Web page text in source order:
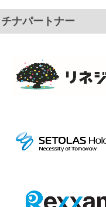
ナパートナー